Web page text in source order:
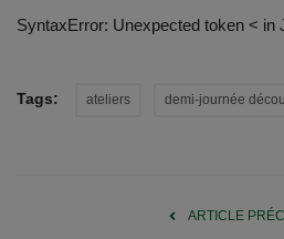
SyntaxError: Unexpected token < in
Tags: ateliers demi-journée
ARTICLE